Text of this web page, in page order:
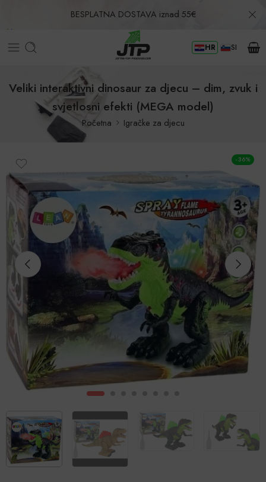
BESPLATNA DOSTAVA iznad 55€
Povrat u roku od 30 dana! HR SI
Veliki interaktivni dinosaur za djecu – dim, zvuk i
svjetlosni efekti (MEGA model)
Početna Igračke za djecu
-36%